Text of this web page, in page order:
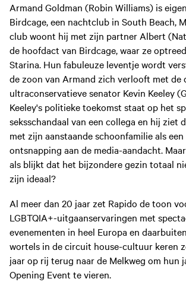
Armand Goldman (Robin Williams) is
Birdcage, een nachtclub in South Beach,
club woont hij met zijn partner Albert
de hoofdact van Birdcage, waar ze
Starina. Hun fabuleuze leventje wordt
de zoon van Armand zich verlooft met de
ultraconservatieve senator Kevin Keeley
Keeley's politieke toekomst staat op het
seksschandaal van een collega en hij ziet
met zijn aanstaande schoonfamilie als
ontsnapping aan de media-aandacht.
als blijkt dat het bijzondere gezin totaal
zijn ideaal?
Al meer dan 20 jaar zet Rapido de toon
LGBTQIA+-uitgaanservaringen met
evenementen in heel Europa en
wortels in de circuit house-cultuur keren
jaar op rij terug naar de Melkweg om hun
Opening Event te vieren.